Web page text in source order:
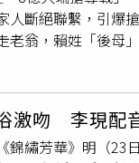
議，已交由相關部
用偽造結婚證接受
婚訴訟中主張精神
醫療院所大多僅能
院未能第一時間辨
管義務，仍有待法
命發展可能性的特
公公代為處理，自
暴之外，李女也控
夫家，但婆家始終
她至今仍無法忘
不要影響孩子成長
是「心裡吃醋、不
能再給一次機會。
人斷絕聯繫，引爆
老翁，賴姓「後母
解，媳婦生病住院
筆不動產大約價
其他家族成員懷疑賴
婚妻」前往台北馬
13人提告，檢方只
激吻 李現配
錦繡芳華》明（23